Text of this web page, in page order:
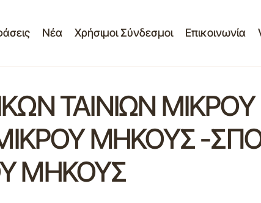
Νέα Χρήσιμοι Σύνδεσμοι Επικοινωνία
ΤΑΙΝΙΩΝ
ΜΗΚΟΥΣ -
ΜΗΚΟΥΣ